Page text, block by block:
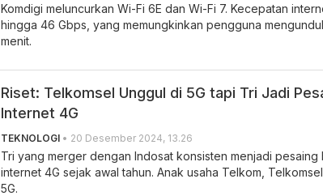
Komdigi meluncurkan Wi-Fi 6E dan Wi-Fi 7. Kecepatan
hingga 46 Gbps, yang memungkinkan pengguna
menit.
Riset: Telkomsel Unggul di 5G tapi Tri Jadi
Internet 4G
TEKNOLOGI • 20 Desember 2024, 13.26
Tri yang merger dengan Indosat konsisten menjadi pesaing
internet 4G sejak awal tahun. Anak usaha Telkom,
5G.